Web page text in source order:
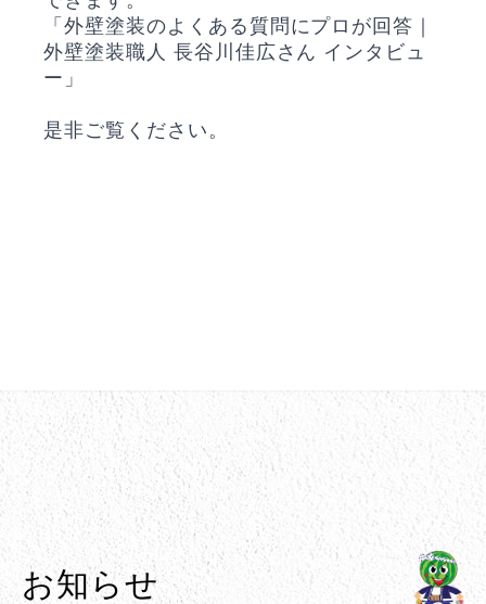
「外壁塗装のよくある質問にプロが回答｜
外壁塗装職人 長谷川佳広さん インタビュ
ー」
是非ご覧ください。
お知らせ